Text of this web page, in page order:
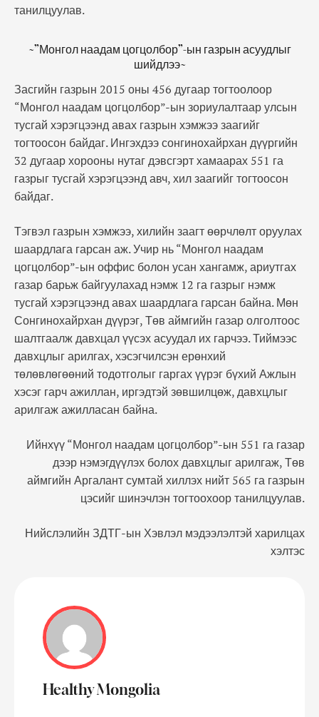
танилцуулав.
~”Монгол наадам цогцолбор”-ын газрын асуудлыг
шийдлээ~
Засгийн газрын 2015 оны 456 дугаар тогтоолоор
“Монгол наадам цогцолбор”-ын зориулалтаар улсын
тусгай хэрэгцээнд авах газрын хэмжээ заагийг
тогтоосон байдаг. Ингэхдээ сонгинохайрхан дүүргийн
32 дугаар хорооны нутаг дэвсгэрт хамаарах 551 га
газрыг тусгай хэрэгцээнд авч, хил заагийг тогтоосон
байдаг.
Тэгвэл газрын хэмжээ, хилийн заагт өөрчлөлт оруулах
шаардлага гарсан аж. Учир нь “Монгол наадам
цогцолбор”-ын оффис болон усан хангамж, ариутгах
газар барьж байгуулахад нэмж 12 га газрыг нэмж
тусгай хэрэгцээнд авах шаардлага гарсан байна. Мөн
Сонгинохайрхан дүүрэг, Төв аймгийн газар олголтоос
шалтгаалж давхцал үүсэх асуудал их гарчээ. Тиймээс
давхцлыг арилгах, хэсэгчилсэн ерөнхий
төлөвлөгөөний тодотголыг гаргах үүрэг бүхий Ажлын
хэсэг гарч ажиллан, иргэдтэй зөвшилцөж, давхцлыг
арилгаж ажилласан байна.
Ийнхүү “Монгол наадам цогцолбор”-ын 551 га газар
дээр нэмэгдүүлэх болох давхцлыг арилгаж, Төв
аймгийн Аргалант сумтай хиллэх нийт 565 га газрын
цэсийг шинэчлэн тогтоохоор танилцуулав.
Нийслэлийн ЗДТГ-ын Хэвлэл мэдээлэлтэй харилцах
хэлтэс
Healthy Mongolia